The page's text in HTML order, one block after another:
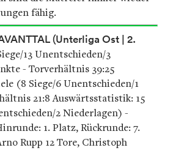
fähig.
(Unterliga Ost | 2.
13 Unentschieden/3
- Torverhältnis 39:25
(8 Siege/6 Unentschieden/1
21:8 Auswärtsstatistik: 15
2 Niederlagen) -
1. Platz, Rückrunde: 7.
Rupp 12 Tore, Christoph